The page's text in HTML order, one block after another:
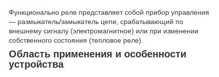
Функционально реле представляет собой прибор управления
— размыкатель/замыкатель цепи, срабатывающий по
внешнему сигналу (электромагнитное) или при изменении
собственного состояния (тепловое реле).
Область применения и особенности
устройства